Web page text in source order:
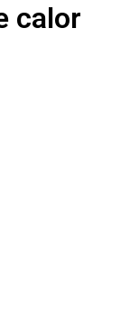
calor